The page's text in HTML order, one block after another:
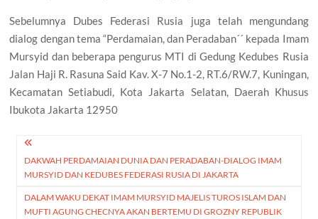
Sebelumnya Dubes Federasi Rusia juga telah mengundang
dialog dengan tema “Perdamaian, dan Peradaban´´ kepada Imam
Mursyid dan beberapa pengurus MTI di Gedung Kedubes Rusia
Jalan Haji R. Rasuna Said Kav. X-7 No.1-2, RT.6/RW.7, Kuningan,
Kecamatan Setiabudi, Kota Jakarta Selatan, Daerah Khusus
Ibukota Jakarta 12950
Post
navigation
DAKWAH PERDAMAIAN DUNIA DAN PERADABAN-DIALOG IMAM
MURSYID DAN KEDUBES FEDERASI RUSIA DI JAKARTA
DALAM WAKU DEKAT IMAM MURSYID MAJELIS TUROS ISLAM DAN
MUFTI AGUNG CHECNYA AKAN BERTEMU DI GROZNY REPUBLIK